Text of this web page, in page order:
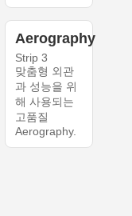
Aerography
Strip 3
맞춤형 외관
과 성능을 위
해 사용되는
고품질
Aerography.